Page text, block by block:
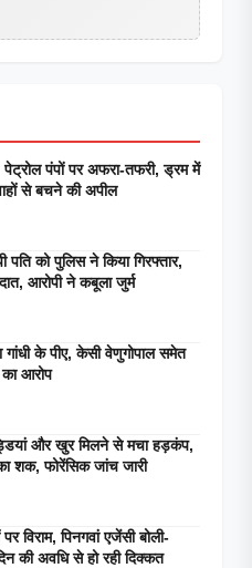
पंपों पर अफरा-तफरी, ड्रम में
से बचने की अपील
पति को पुलिस ने किया गिरफ्तार,
आरोपी ने कबूला जुर्म
गांधी के पीए, केसी वेणुगोपाल समेत
आरोप
और खुर मिलने से मचा हड़कंप,
का शक, फोरेंसिक जांच जारी
विराम, पिनगवां एजेंसी बोली-
की अवधि से हो रही दिक्कत